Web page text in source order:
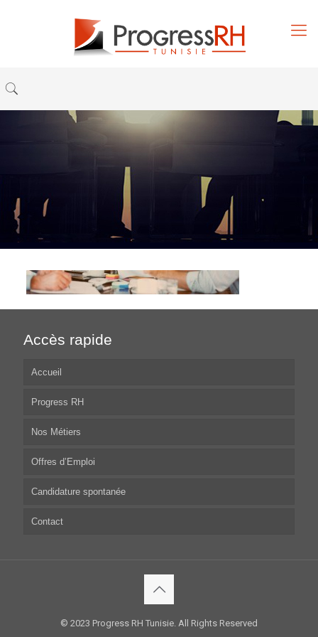
Accès rapide
Accueil
Progress RH
Nos Métiers
Offres d’Emploi
Candidature spontanée
Contact
© 2023 Progress RH Tunisie. All Rights Reserved